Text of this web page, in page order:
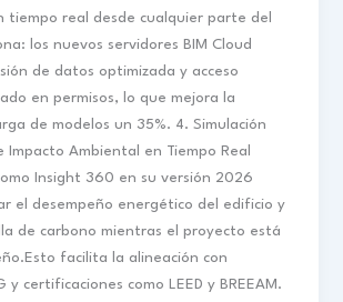
tiempo real desde cualquier parte del
los nuevos servidores BIM Cloud
de datos optimizada y acceso
en permisos, lo que mejora la
de modelos un 35%. 4. Simulación
Impacto Ambiental en Tiempo Real
Insight 360 en su versión 2026
el desempeño energético del edificio y
de carbono mientras el proyecto está
facilita la alineación con
y certificaciones como LEED y BREEAM.